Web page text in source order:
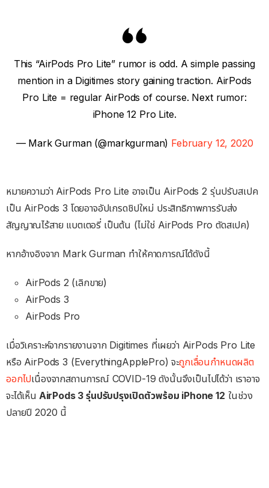
This “AirPods Pro Lite” rumor is odd. A simple passing
mention in a Digitimes story gaining traction. AirPods
Pro Lite = regular AirPods of course. Next rumor:
iPhone 12 Pro Lite.
— Mark Gurman (@markgurman) February 12, 2020
หมายความว่า AirPods Pro Lite อาจเป็น AirPods 2 รุ่นปรับสเปค
เป็น AirPods 3 โดยอาจอัปเกรดชิปใหม่ ประสิทธิภาพการรับส่ง
สัญญาณไร้สาย แบตเตอรี่ เป็นต้น (ไม่ใช่ AirPods Pro ตัดสเปค)
หากอ้างอิงจาก Mark Gurman ทำให้คาดการณ์ได้ดังนี้
AirPods 2 (เลิกขาย)
AirPods 3
AirPods Pro
เมื่อวิเคราะห์จากรายงานจาก Digitimes ที่เผยว่า AirPods Pro Lite
หรือ AirPods 3 (EverythingApplePro) จะถูกเลื่อนกำหนดผลิต
ออกไปเนื่องจากสถานการณ์ COVID-19 ดังนั้นจึงเป็นไปได้ว่า เราอาจ
จะได้เห็น AirPods 3 รุ่นปรับปรุงเปิดตัวพร้อม iPhone 12 ในช่วง
ปลายปี 2020 นี้